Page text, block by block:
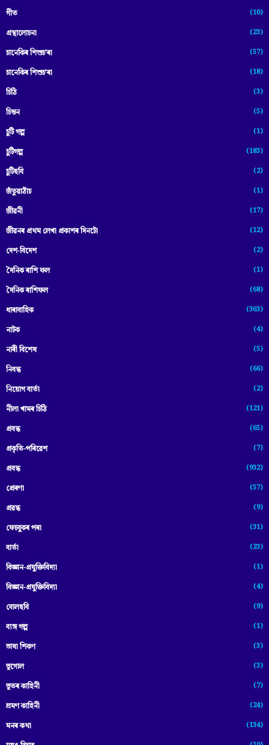
গীত (10)
গ্ৰন্থালোচনা (23)
চানেকিৰ শিশুচ'ৰা (57)
চানেকিৰ শিশুচ’ৰা (18)
চিঠি (3)
চিন্তন (5)
চুটি গল্প (1)
চুটিগল্প (183)
চুটিছবি (2)
জঁতুৱাঠাঁচ (1)
জীৱনী (17)
জীৱনৰ প্ৰথম লেখা প্ৰকাশৰ দিনটো (12)
দেশ-বিদেশ (2)
দৈনিক ৰাশি ফল (1)
দৈনিক ৰাশিফল (68)
ধাৰাবাহিক (363)
নাটক (4)
নাৰী বিশেষ (5)
নিবন্ধ (66)
নিয়োগ বাৰ্তা (2)
নীলা খামৰ চিঠি (121)
প্রবন্ধ (65)
প্ৰকৃতি-পৰিৱেশ (7)
প্ৰবন্ধ (932)
প্ৰেৰণা (57)
প্ৰৱন্ধ (9)
ফেচবুকৰ পৰা (31)
বাৰ্তা (23)
বিজ্ঞান-প্রযুক্তিবিদ্যা (1)
বিজ্ঞান-প্ৰযুক্তিবিদ্যা (4)
বোলছবি (9)
ব্যঙ্গ গল্প (1)
ভাষা শিকণ (3)
ভূগোল (3)
ভূতৰ কাহিনী (7)
ভ্ৰমণ কাহিনী (24)
মনৰ কথা (134)